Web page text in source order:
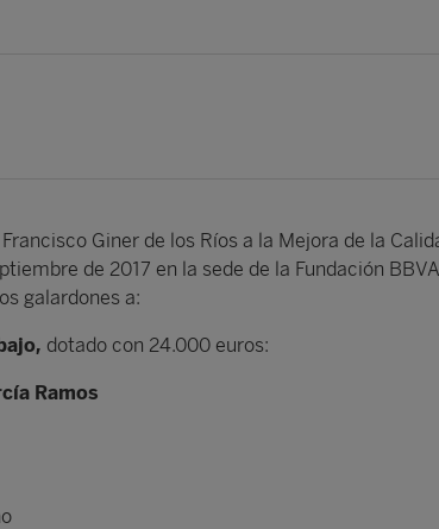
Giner de los Ríos a la Mejora de la
de 2017 en la sede de la Fundación
galardones a:
dotado con 24.000 euros:
Ramos